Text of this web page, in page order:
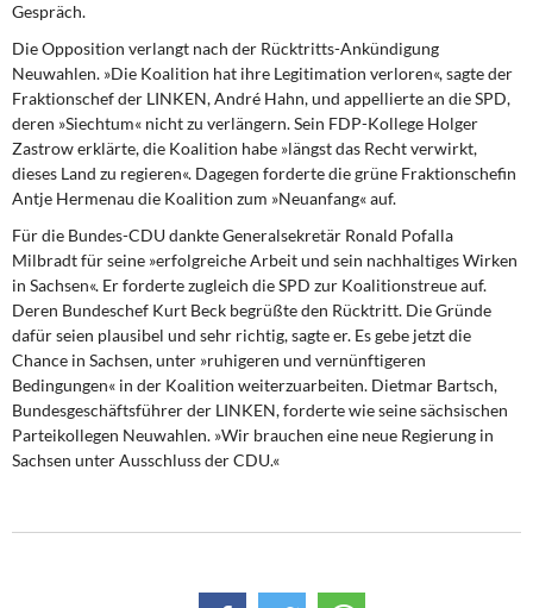
Gespräch.
Die Opposition verlangt nach der Rücktritts-Ankündigung
Neuwahlen. »Die Koalition hat ihre Legitimation verloren«, sagte der
Fraktionschef der LINKEN, André Hahn, und appellierte an die SPD,
deren »Siechtum« nicht zu verlängern. Sein FDP-Kollege Holger
Zastrow erklärte, die Koalition habe »längst das Recht verwirkt,
dieses Land zu regieren«. Dagegen forderte die grüne Fraktionschefin
Antje Hermenau die Koalition zum »Neuanfang« auf.
Für die Bundes-CDU dankte Generalsekretär Ronald Pofalla
Milbradt für seine »erfolgreiche Arbeit und sein nachhaltiges Wirken
in Sachsen«. Er forderte zugleich die SPD zur Koalitionstreue auf.
Deren Bundeschef Kurt Beck begrüßte den Rücktritt. Die Gründe
dafür seien plausibel und sehr richtig, sagte er. Es gebe jetzt die
Chance in Sachsen, unter »ruhigeren und vernünftigeren
Bedingungen« in der Koalition weiterzuarbeiten. Dietmar Bartsch,
Bundesgeschäftsführer der LINKEN, forderte wie seine sächsischen
Parteikollegen Neuwahlen. »Wir brauchen eine neue Regierung in
Sachsen unter Ausschluss der CDU.«